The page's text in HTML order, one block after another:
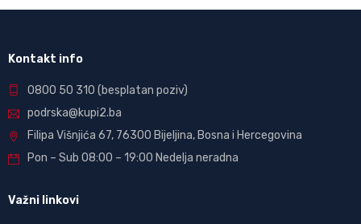
Kontakt info
0800 50 310 (besplatan poziv)
podrska@kupi2.ba
Filipa Višnjića 67, 76300 Bijeljina, Bosna i Hercegovina
Pon – Sub 08:00 – 19:00 Nedelja neradna
Važni linkovi